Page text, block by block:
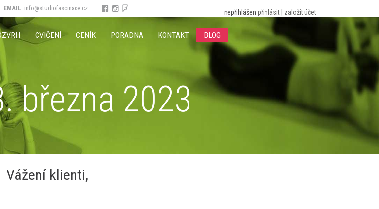
EMAIL: info@studiofascinace.cz
nepřihlášen přihlásit založit účet
CVIČENÍ CENÍK PORADNA KONTAKT BLOG
března 2023
Vážení klienti,